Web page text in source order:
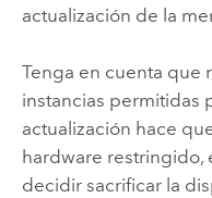
actualización de la
Tenga en cuenta que
instancias permitidas
actualización hace
hardware
decidir sacrificar la